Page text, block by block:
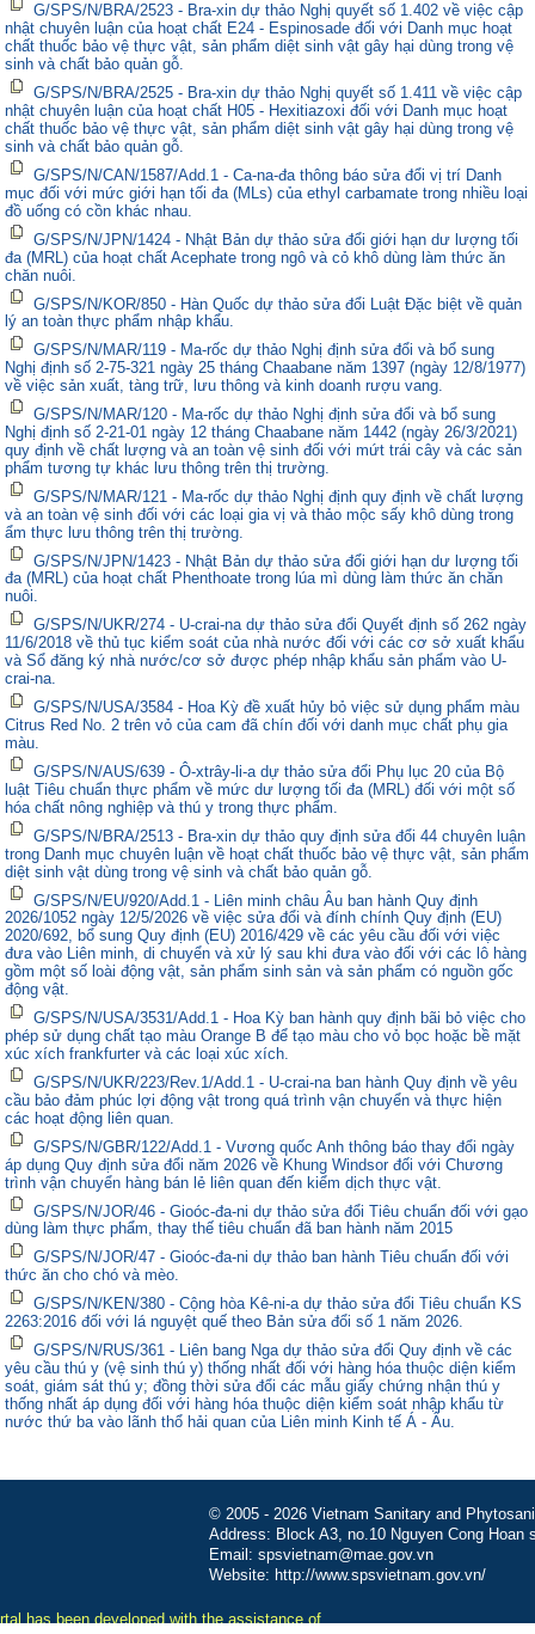
G/SPS/N/BRA/2523 - Bra-xin dự thảo Nghị quyết số 1.402 về việc cập
nhật chuyên luận của hoạt chất E24 - Espinosade đối với Danh mục hoạt
chất thuốc bảo vệ thực vật, sản phẩm diệt sinh vật gây hại dùng trong vệ
sinh và chất bảo quản gỗ.
G/SPS/N/BRA/2525 - Bra-xin dự thảo Nghị quyết số 1.411 về việc cập
nhật chuyên luận của hoạt chất H05 - Hexitiazoxi đối với Danh mục hoạt
chất thuốc bảo vệ thực vật, sản phẩm diệt sinh vật gây hại dùng trong vệ
sinh và chất bảo quản gỗ.
G/SPS/N/CAN/1587/Add.1 - Ca-na-đa thông báo sửa đổi vị trí Danh
mục đối với mức giới hạn tối đa (MLs) của ethyl carbamate trong nhiều loại
đồ uống có cồn khác nhau.
G/SPS/N/JPN/1424 - Nhật Bản dự thảo sửa đổi giới hạn dư lượng tối
đa (MRL) của hoạt chất Acephate trong ngô và cỏ khô dùng làm thức ăn
chăn nuôi.
G/SPS/N/KOR/850 - Hàn Quốc dự thảo sửa đổi Luật Đặc biệt về quản
lý an toàn thực phẩm nhập khẩu.
G/SPS/N/MAR/119 - Ma-rốc dự thảo Nghị định sửa đổi và bổ sung
Nghị định số 2-75-321 ngày 25 tháng Chaabane năm 1397 (ngày 12/8/1977)
về việc sản xuất, tàng trữ, lưu thông và kinh doanh rượu vang.
G/SPS/N/MAR/120 - Ma-rốc dự thảo Nghị định sửa đổi và bổ sung
Nghị định số 2-21-01 ngày 12 tháng Chaabane năm 1442 (ngày 26/3/2021)
quy định về chất lượng và an toàn vệ sinh đối với mứt trái cây và các sản
phẩm tương tự khác lưu thông trên thị trường.
G/SPS/N/MAR/121 - Ma-rốc dự thảo Nghị định quy định về chất lượng
và an toàn vệ sinh đối với các loại gia vị và thảo mộc sấy khô dùng trong
ẩm thực lưu thông trên thị trường.
G/SPS/N/JPN/1423 - Nhật Bản dự thảo sửa đổi giới hạn dư lượng tối
đa (MRL) của hoạt chất Phenthoate trong lúa mì dùng làm thức ăn chăn
nuôi.
G/SPS/N/UKR/274 - U-crai-na dự thảo sửa đổi Quyết định số 262 ngày
11/6/2018 về thủ tục kiểm soát của nhà nước đối với các cơ sở xuất khẩu
và Sổ đăng ký nhà nước/cơ sở được phép nhập khẩu sản phẩm vào U-
crai-na.
G/SPS/N/USA/3584 - Hoa Kỳ đề xuất hủy bỏ việc sử dụng phẩm màu
Citrus Red No. 2 trên vỏ của cam đã chín đối với danh mục chất phụ gia
màu.
G/SPS/N/AUS/639 - Ô-xtrây-li-a dự thảo sửa đổi Phụ lục 20 của Bộ
luật Tiêu chuẩn thực phẩm về mức dư lượng tối đa (MRL) đối với một số
hóa chất nông nghiệp và thú y trong thực phẩm.
G/SPS/N/BRA/2513 - Bra-xin dự thảo quy định sửa đổi 44 chuyên luận
trong Danh mục chuyên luận về hoạt chất thuốc bảo vệ thực vật, sản phẩm
diệt sinh vật dùng trong vệ sinh và chất bảo quản gỗ.
G/SPS/N/EU/920/Add.1 - Liên minh châu Âu ban hành Quy định
2026/1052 ngày 12/5/2026 về việc sửa đổi và đính chính Quy định (EU)
2020/692, bổ sung Quy định (EU) 2016/429 về các yêu cầu đối với việc
đưa vào Liên minh, di chuyển và xử lý sau khi đưa vào đối với các lô hàng
gồm một số loài động vật, sản phẩm sinh sản và sản phẩm có nguồn gốc
động vật.
G/SPS/N/USA/3531/Add.1 - Hoa Kỳ ban hành quy định bãi bỏ việc cho
phép sử dụng chất tạo màu Orange B để tạo màu cho vỏ bọc hoặc bề mặt
xúc xích frankfurter và các loại xúc xích.
G/SPS/N/UKR/223/Rev.1/Add.1 - U-crai-na ban hành Quy định về yêu
cầu bảo đảm phúc lợi động vật trong quá trình vận chuyển và thực hiện
các hoạt động liên quan.
G/SPS/N/GBR/122/Add.1 - Vương quốc Anh thông báo thay đổi ngày
áp dụng Quy định sửa đổi năm 2026 về Khung Windsor đối với Chương
trình vận chuyển hàng bán lẻ liên quan đến kiểm dịch thực vật.
G/SPS/N/JOR/46 - Gioóc-đa-ni dự thảo sửa đổi Tiêu chuẩn đối với gạo
dùng làm thực phẩm, thay thế tiêu chuẩn đã ban hành năm 2015
G/SPS/N/JOR/47 - Gioóc-đa-ni dự thảo ban hành Tiêu chuẩn đối với
thức ăn cho chó và mèo.
G/SPS/N/KEN/380 - Cộng hòa Kê-ni-a dự thảo sửa đổi Tiêu chuẩn KS
2263:2016 đối với lá nguyệt quế theo Bản sửa đổi số 1 năm 2026.
G/SPS/N/RUS/361 - Liên bang Nga dự thảo sửa đổi Quy định về các
yêu cầu thú y (vệ sinh thú y) thống nhất đối với hàng hóa thuộc diện kiểm
soát, giám sát thú y; đồng thời sửa đổi các mẫu giấy chứng nhận thú y
thống nhất áp dụng đối với hàng hóa thuộc diện kiểm soát nhập khẩu từ
nước thứ ba vào lãnh thổ hải quan của Liên minh Kinh tế Á - Âu.
© 2005 - 2026 Vietnam Sanitary and
Address: Block A3, no.10 Nguyen Cong Hoan
Email: spsvietnam@mae.gov.vn
Website: http://www.spsvietnam.gov.vn/
has been developed with the assistance of